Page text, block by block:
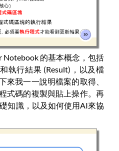
Notebook 的基本概念，包括
執行結果 (Result)，以及檔
來我一一說明檔案的取得、
式碼的複製與貼上操作。再
知識，以及如何使用AI來協